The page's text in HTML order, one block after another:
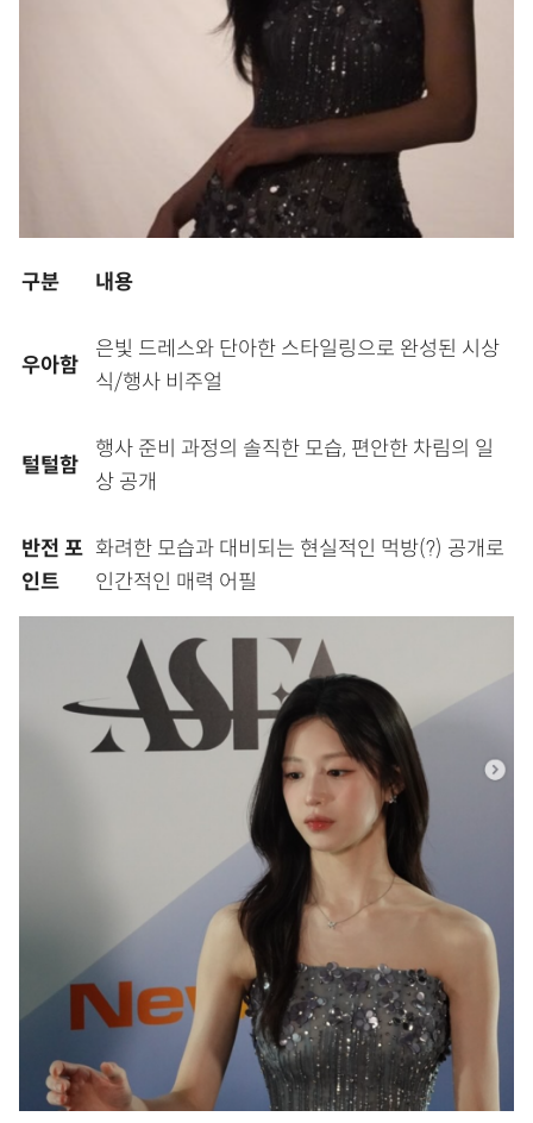
구분 내용
우아함
은빛 드레스와 단아한 스타일링으로 완성된 시상
식/행사 비주얼
털털함
행사 준비 과정의 솔직한 모습, 편안한 차림의 일
상 공개
반전 포
인트
화려한 모습과 대비되는 현실적인 먹방(?) 공개로
인간적인 매력 어필